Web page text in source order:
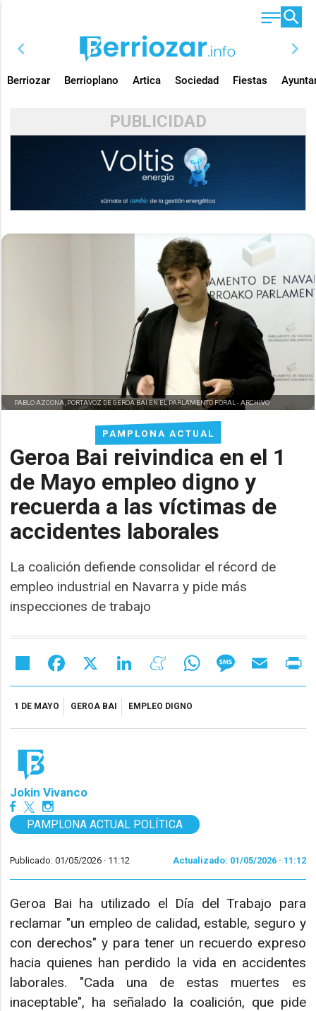
chevron_left chevron_right
Berriozar Berrioplano Artica Sociedad Fiestas
PUBLICIDAD
PAMPLONA ACTUAL
Geroa Bai reivindica en el 1
de Mayo empleo digno y
recuerda a las víctimas de
accidentes laborales
La coalición defiende consolidar el récord de
empleo industrial en Navarra y pide más
inspecciones de trabajo
PABLO AZCONA, PORTAVOZ DE GEROA BAI EN EL PARLAMENTO FORAL -ARCHIVO
Share Facebook LinkedIn MeneameWhatsAppMessageEmail
1 DE MAYO GEROA BAI EMPLEO DIGNO
Jokin Vivanco
PAMPLONA ACTUAL POLÍTICA
Publicado: 01/05/2026 · 11:12 Actualizado: 01/05/2026 · 11:12
Geroa Bai ha utilizado el Día del Trabajo para
reclamar "un empleo de calidad, estable, seguro y
con derechos" y para tener un recuerdo expreso
hacia quienes han perdido la vida en accidentes
laborales. "Cada una de estas muertes es
inaceptable", ha señalado la coalición, que pide